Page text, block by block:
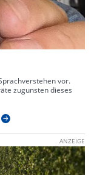
vor.
zugunsten dieses
ANZEIGE